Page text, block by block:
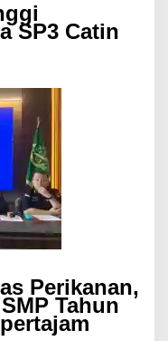
SP3 Catin
Perikanan,
Tahun